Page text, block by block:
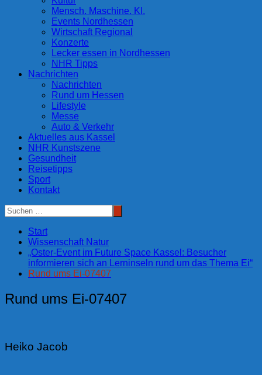
Mensch. Maschine. KI.
Events Nordhessen
Wirtschaft Regional
Konzerte
Lecker essen in Nordhessen
NHR Tipps
Nachrichten
Nachrichten
Rund um Hessen
Lifestyle
Messe
Auto & Verkehr
Aktuelles aus Kassel
NHR Kunstszene
Gesundheit
Reisetipps
Sport
Kontakt
Start
Wissenschaft Natur
„Oster-Event im Future Space Kassel: Besucher
informieren sich an Lerninseln rund um das Thema Ei“
Rund ums Ei-07407
Rund ums Ei-07407
Heiko Jacob